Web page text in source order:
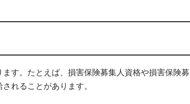
す。たとえば、損害保険募集人資格や損害保険募
れることがあります。